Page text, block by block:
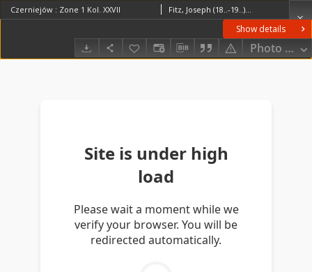
Show details
Photo
Czerniejów : Zone 1 Kol. XXVII Fitz, Joseph (18..-19..). RedaktorNiesner, KarlKaiserlich-Königliches Militär-Geographisches Institut (Wiedeń). Instytucja sprawcza Wydawca